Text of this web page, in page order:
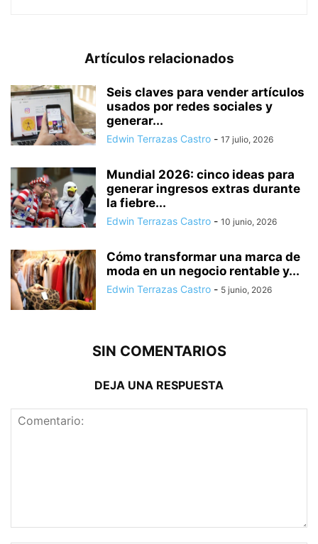
Artículos relacionados
Seis claves para vender artículos
usados por redes sociales y
generar...
Edwin Terrazas Castro - 17 julio, 2026
Mundial 2026: cinco ideas para
generar ingresos extras durante
la fiebre...
Edwin Terrazas Castro - 10 junio, 2026
Cómo transformar una marca de
moda en un negocio rentable y...
Edwin Terrazas Castro - 5 junio, 2026
SIN COMENTARIOS
DEJA UNA RESPUESTA